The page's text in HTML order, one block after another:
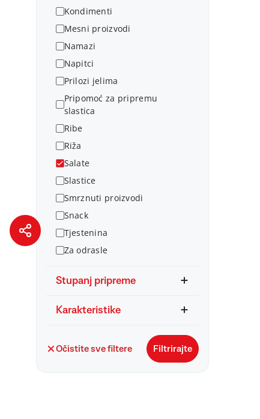
Kondimenti
Mesni proizvodi
Namazi
Napitci
Prilozi jelima
Pripomoć za pripremu
slastica
Ribe
Riža
Salate
Slastice
Smrznuti proizvodi
Snack
Tjestenina
Za odrasle
Stupanj pripreme
Karakteristike
Očistite sve filtere Filtrirajte